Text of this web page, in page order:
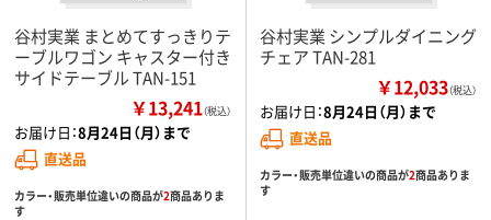
谷村実業 まとめてすっきりテ
ーブルワゴン キャスター付き
サイドテーブル TAN-151
￥13,241（税込）
お届け日：8月24日（月）まで
直送品
カラー・販売単位違いの商品が2商品ありま
す
谷村実業 シンプルダイニング
チェア TAN-281
￥12,033（税込）
お届け日：8月24日（月）まで
直送品
カラー・販売単位違いの商品が2商品ありま
す